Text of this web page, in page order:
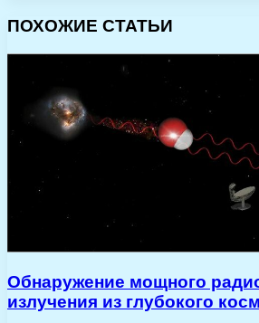
ПОХОЖИЕ СТАТЬИ
Обнаружение мощного
излучения из глубокого